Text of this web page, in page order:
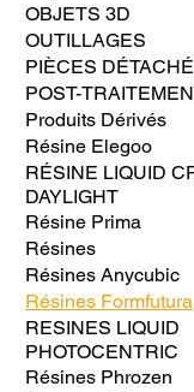
OBJETS 3D
OUTILLAGES
PIÈCES
POST-
Produits Dérivés
Résine Elegoo
RÉSINE LIQUID
DAYLIGHT
Résine Prima
Résines
Résines Anycubic
Résines Formfutura
RESINES LIQUID
PHOTOCENTRIC
Résines Phrozen